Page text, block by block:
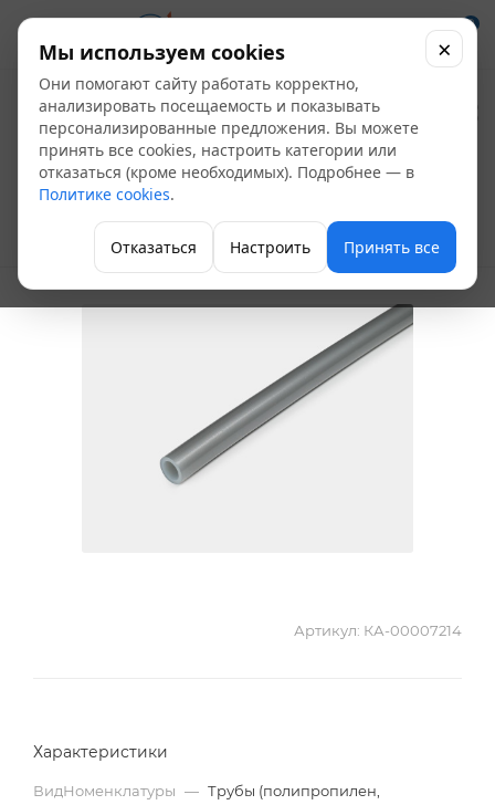
0
Труба PEXa-EVOH
Д16х2,2 150м (ПК
Контур)
Труба из сшитого полиэтилена
Артикул: КА-00007214
Характеристики
ВидНоменклатуры — Трубы (полипропилен,
Мы используем cookies
Они помогают сайту работать корректно,
анализировать посещаемость и показывать
персонализированные предложения. Вы можете
принять все cookies, настроить категории или
отказаться (кроме необходимых). Подробнее — в
Политике cookies.
Отказаться Настроить Принять все
×